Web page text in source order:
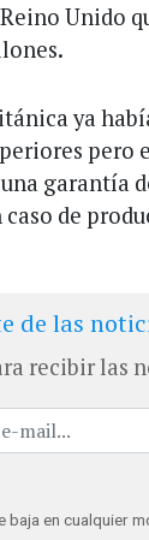
Unido
ya
pero
garantía
de
de las
recibir las
baja en cualquier